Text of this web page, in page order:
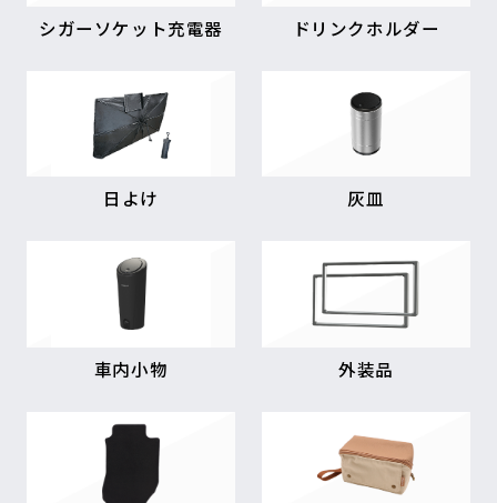
シガーソケット充電器 ドリンクホルダー
日よけ 灰皿
車内小物 外装品